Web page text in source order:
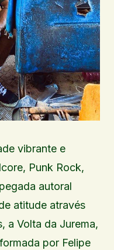
vibrante e
Punk Rock,
autoral
atitude através
a Volta da Jurema,
por Felipe